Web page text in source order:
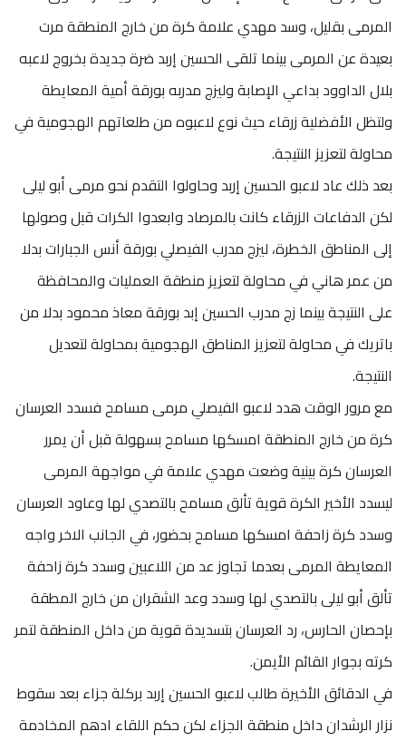
المرمى بقليل، وسد مهدي علامة كرة من خارج المنطقة مرت
بعيدة عن المرمى بينما تلقى الحسين إربد ضرة جديدة بخروج لاعبه
بلال الداوود بداعي الإصابة وليزج مدربه بورقة أمية المعايطة
ولتظل الأفضلية زرقاء حيث نوع لاعبوه من طلعاتهم الهجومية في
محاولة لتعزيز النتيجة.
بعد ذلك عاد لاعبو الحسين إربد وحاولوا التقدم نحو مرمى أبو ليلى
لكن الدفاعات الزرقاء كانت بالمرصاد وابعدوا الكرات قبل وصولها
إلى المناطق الخطرة، ليزج مدرب الفيصلي بورقة أنس الجبارات بدلا
من عمر هاني في محاولة لتعزيز منطقة العمليات والمحافظة
على النتيجة بينما زج مدرب الحسين إبد بورقة معاذ محمود بدلا من
باتريك في محاولة لتعزيز المناطق الهجومية بمحاولة لتعديل
النتيجة.
مع مرور الوقت هدد لاعبو الفيصلي مرمى مسامح فسدد العرسان
كرة من خارج المنطقة امسكها مسامح بسهولة قبل أن يمرر
العرسان كرة بينية وضعت مهدي علامة في مواجهة المرمى
ليسدد الأخير الكرة قوية تألق مسامح بالتصدي لها وعاود العرسان
وسدد كرة زاحفة امسكها مسامح بحضور، في الجانب الاخر واجه
المعايطة المرمى بعدما تجاوز عد من اللاعبين وسدد كرة زاحفة
تألق أبو ليلى بالتصدي لها وسدد وعد الشقران من خارج المطقة
بإحصان الحارس، رد العرسان بتسديدة قوية من داخل المنطقة لتمر
كرته بجوار القائم الأيمن.
في الدقائق الأخيرة طالب لاعبو الحسين إربد بركلة جزاء بعد سقوط
نزار الرشدان داخل منطقة الجزاء لكن حكم اللقاء ادهم المخادمة